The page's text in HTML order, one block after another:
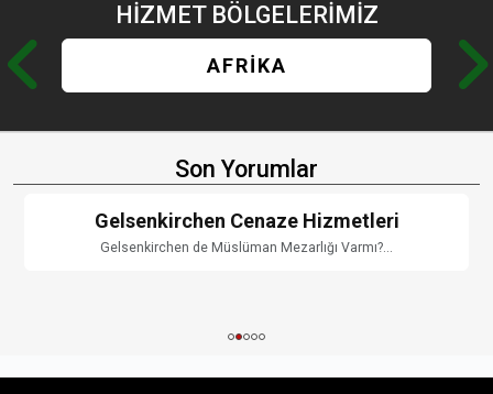
HİZMET BÖLGELERİMİZ
AFRİKA
Son Yorumlar
Gelsenkirchen Cenaze Hizmetleri
Gelsenkirchen de Müslüman Mezarlığı Varmı?...